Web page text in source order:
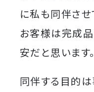
に私も同伴させ
お客様は完成品
安だと思います。
同伴する目的